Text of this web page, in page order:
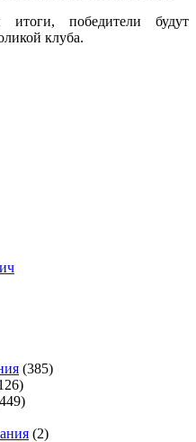
победители будут
клуба.
(385)
(2)